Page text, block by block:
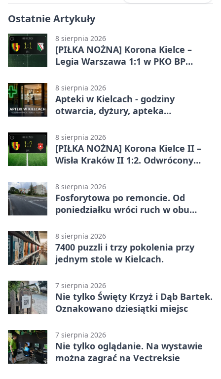
Ostatnie Artykuły
8 sierpnia 2026
[PIŁKA NOŻNA] Korona Kielce –
Legia Warszawa 1:1 w PKO BP
zatrzymali lidera
8 sierpnia 2026
Apteki w Kielcach - godziny
otwarcia, dyżury, apteka
8 sierpnia 2026
[PIŁKA NOŻNA] Korona Kielce II –
Wisła Kraków II 1:2. Odwrócony
(Grupa IV)
8 sierpnia 2026
Fosforytowa po remoncie. Od
poniedziałku wróci ruch w obu
8 sierpnia 2026
7400 puzzli i trzy pokolenia przy
jednym stole w Kielcach.
7 sierpnia 2026
Nie tylko Święty Krzyż i Dąb Bartek.
Oznakowano dziesiątki miejsc
7 sierpnia 2026
Nie tylko oglądanie. Na wystawie
można zagrać na Vectreksie